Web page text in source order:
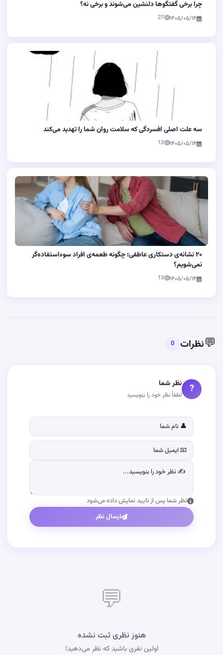
چرا برخی گفتگوها دلنشین می‌شوند و برخی نه؟
۱۴۰۵/۰۵/۱۴ 27
سه علت اصلی افسردگی که سلامت روان شما را تهدید می‌کند
۱۴۰۵/۰۵/۱۴ 13
۲۰ نشانه‌ی دستکاری عاطفی؛ چگونه طعمه‌ی افراد سوءاستفاده‌گر
نمی‌شویم؟
۱۴۰۵/۰۵/۱۴ 13
💬نظرات 0
? نظر شما
لطفاً نظر خود را بنویسید
نظر شما پس از تایید نمایش داده می‌شود
ارسال نظر
💬
هنوز نظری ثبت نشده
اولین نفری باشید که نظر می‌دهید!